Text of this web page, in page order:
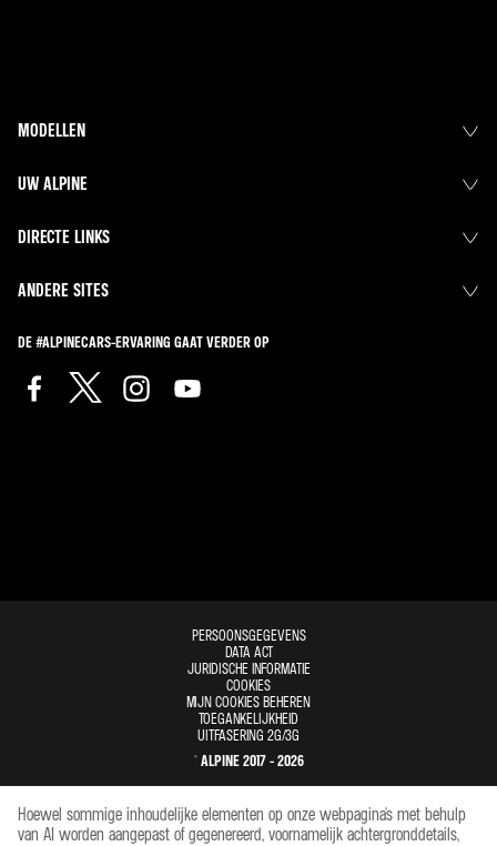
MODELLEN
UW ALPINE
DIRECTE LINKS
ANDERE SITES
DE #ALPINECARS-ERVARING GAAT VERDER OP
PERSOONSGEGEVENS
DATA ACT
JURIDISCHE INFORMATIE
COOKIES
MIJN COOKIES BEHEREN
TOEGANKELIJKHEID
UITFASERING 2G/3G
© ALPINE 2017 - 2026
Hoewel sommige inhoudelijke elementen op onze webpagina's met behulp
van AI worden aangepast of gegenereerd, voornamelijk achtergronddetails,